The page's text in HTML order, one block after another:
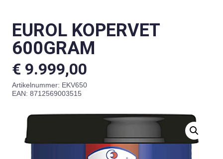
EUROL KOPERVET
600GRAM
€ 9.999,00
Artikelnummer: EKV650
EAN: 8712569003515